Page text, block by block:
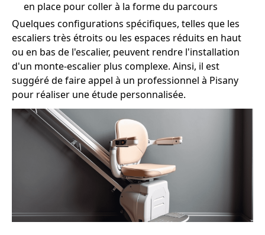
en place pour coller à la forme du parcours
Quelques configurations spécifiques, telles que les
escaliers très étroits ou les espaces réduits en haut
ou en bas de l'escalier, peuvent rendre l'installation
d'un monte-escalier plus complexe. Ainsi, il est
suggéré de faire appel à un professionnel à Pisany
pour réaliser une étude personnalisée.